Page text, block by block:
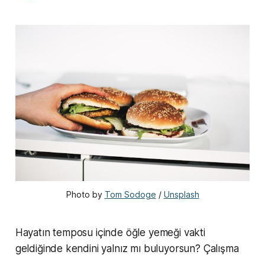
Photo by Tom Sodoge / Unsplash
Hayatın temposu içinde öğle yemeği vakti
geldiğinde kendini yalnız mı buluyorsun? Çalışma